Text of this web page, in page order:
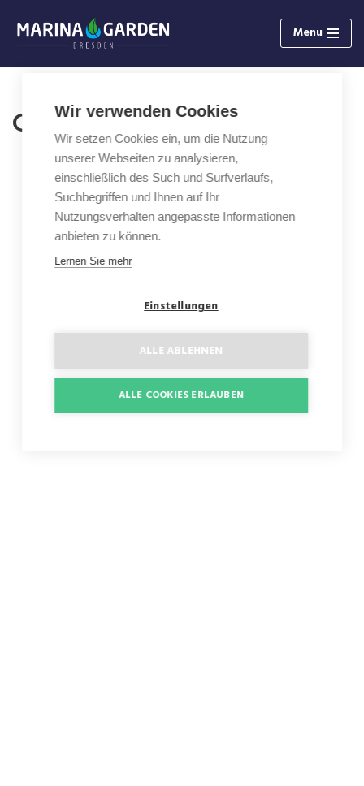
Skip
to
Menu
Gallery - Exterior
Wir verwenden Cookies
Wir setzen Cookies ein, um die Nutzung
unserer Webseiten zu analysieren,
einschließlich des Such und Surfverlaufs,
Suchbegriffen und Ihnen auf Ihr
Nutzungsverhalten angepasste Informationen
anbieten zu können.
Lernen Sie mehr
Einstellungen
ALLE ABLEHNEN
ALLE COOKIES ERLAUBEN